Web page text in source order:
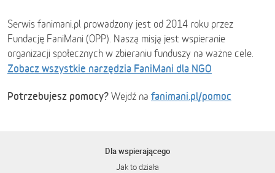
Serwis fanimani.pl prowadzony jest od 2014 roku przez
Fundację FaniMani (OPP). Naszą misją jest wspieranie
organizacji społecznych w zbieraniu funduszy na ważne cele.
Zobacz wszystkie narzędzia FaniMani dla NGO
Potrzebujesz pomocy? Wejdź na fanimani.pl/pomoc
Dla wspierającego
Jak to działa